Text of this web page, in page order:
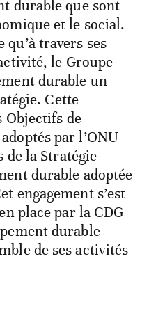
durable que sont
et le social.
travers ses
le Groupe
durable un
Cette
Objectifs de
par l’ONU
de la Stratégie
durable adoptée
engagement s’est
place par la CDG
durable
de ses activités